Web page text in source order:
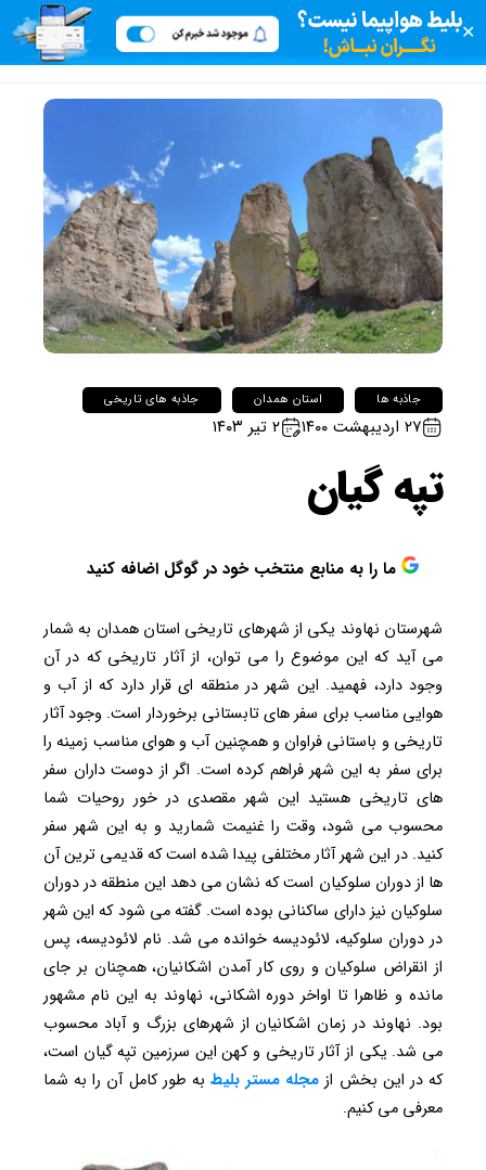
✕
جاذبه ها استان همدان جاذبه های تاریخی
۲۷ اردیبهشت ۱۴۰۰ ۲ تیر ۱۴۰۳
تپه گیان
ما را به منابع منتخب خود در گوگل اضافه کنید
شهرستان نهاوند یکی از شهرهای تاریخی استان همدان به شمار
می آید که این موضوع را می توان، از آثار تاریخی که در آن
وجود دارد، فهمید. این شهر در منطقه ای قرار دارد که از آب و
هوایی مناسب برای سفر های تابستانی برخوردار است. وجود آثار
تاریخی و باستانی فراوان و همچنین آب و هوای مناسب زمینه را
برای سفر به این شهر فراهم کرده است. اگر از دوست داران سفر
های تاریخی هستید این شهر مقصدی در خور روحیات شما
محسوب می شود، وقت را غنیمت شمارید و به این شهر سفر
کنید. در این شهر آثار مختلفی پیدا شده است که قدیمی ترین آن
ها از دوران سلوکیان است که نشان می دهد این منطقه در دوران
سلوکیان نیز دارای ساکنانی بوده است. گفته می شود که این شهر
در دوران سلوکیه، لائودیسه خوانده می شد. نام لائودیسه، پس
از انقراض سلوکیان و روی کار آمدن اشکانیان، همچنان بر جای
مانده و ظاهرا تا اواخر دوره اشکانی، نهاوند به این نام مشهور
بود. نهاوند در زمان اشکانیان از شهرهای بزرگ و آباد محسوب
می شد. یکی از آثار تاریخی و کهن این سرزمین تپه گیان است،
که در این بخش از مجله مستر بلیط به طور کامل آن را به شما
معرفی می کنیم.